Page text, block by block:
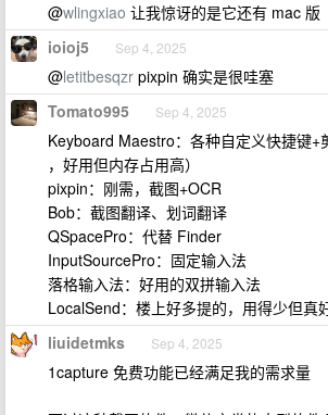
@wlingxiao 让我惊讶的是它还有 mac 版
ioioj5 Sep 4, 2025
@letitbesqzr pixpin 确实是很哇塞
Tomato995 Sep 4, 2025
Keyboard Maestro：各种自定义快捷键+
，好用但内存占用高）
pixpin：刚需，截图+OCR
Bob：截图翻译、划词翻译
QSpacePro：代替 Finder
InputSourcePro：固定输入法
落格输入法：好用的双拼输入法
LocalSend：楼上好多提的，用得少但真
liuidetmks Sep 4, 2025
1capture 免费功能已经满足我的需求量